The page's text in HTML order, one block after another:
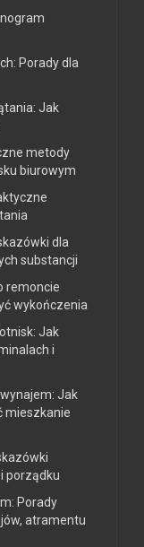
Porady dla
Jak
metody
biurowym
dla
substancji
remoncie
wykończenia
Jak
i
Jak
mieszkanie
porządku
Porady
atramentu